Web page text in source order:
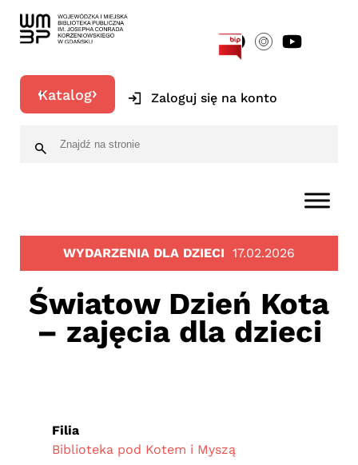
Katalog Zaloguj się na konto
WYDARZENIA DLA DZIECI 17.02.2026
Światow Dzień Kota
– zajęcia dla dzieci
Filia
Biblioteka pod Kotem i Myszą